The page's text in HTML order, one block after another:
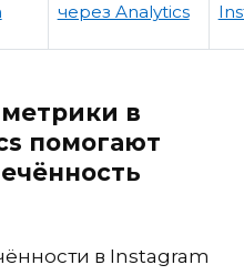
через Analytics
в
помогают
в Instagram